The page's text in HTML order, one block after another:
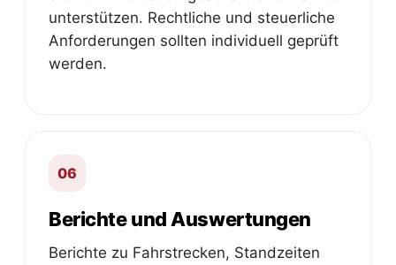
unterstützen. Rechtliche und steuerliche
Anforderungen sollten individuell geprüft
werden.
06
Berichte und Auswertungen
Berichte zu Fahrstrecken, Standzeiten